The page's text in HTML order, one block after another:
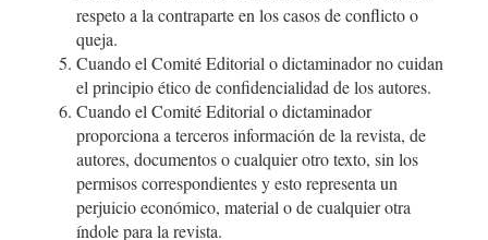
respeto a la contraparte en los casos de conflicto o
queja.
Cuando el Comité Editorial o dictaminador no cuidan
el principio ético de confidencialidad de los autores.
Cuando el Comité Editorial o dictaminador
proporciona a terceros información de la revista, de
autores, documentos o cualquier otro texto, sin los
permisos correspondientes y esto representa un
perjuicio económico, material o de cualquier otra
índole para la revista.